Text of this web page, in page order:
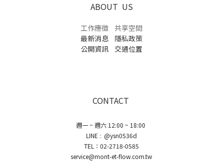
ABOUT US
工作應徵 共享空間
最新消息
隱私政策
公開資訊
交通位置
CONTACT
週一 ~ 週六 12:00 ~ 18:00
LINE : @ysn0536d
TEL：02-2718-0585
service@mont-et-flow.com.tw